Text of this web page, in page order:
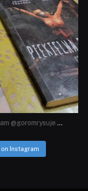
@goromrysuje ...
Instagram